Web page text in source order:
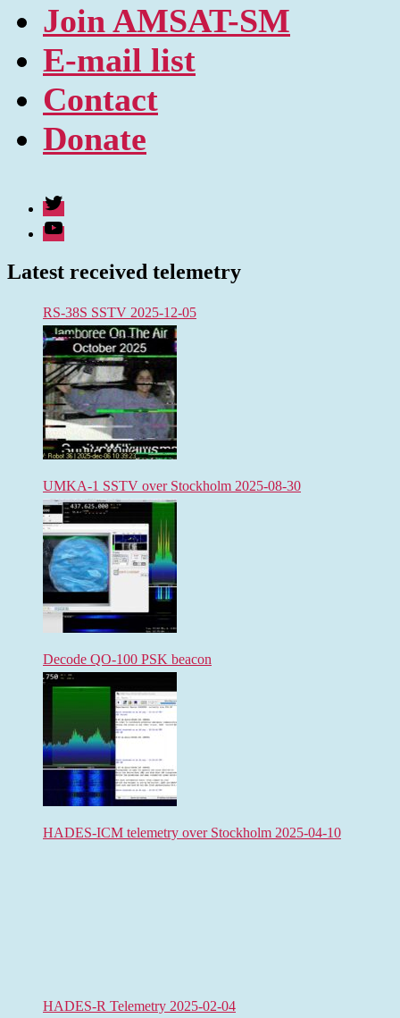
Join AMSAT-SM
E-mail list
Contact
Donate
Twitter
Youtube
Latest received telemetry
RS-38S SSTV 2025-12-05
UMKA-1 SSTV over Stockholm 2025-08-30
Decode QO-100 PSK beacon
HADES-ICM telemetry over Stockholm 2025-04-10
HADES-R Telemetry 2025-02-04